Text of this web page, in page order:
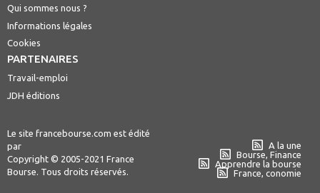
Qui sommes nous ?
Informations légales
Cookies
PARTENAIRES
Travail-emploi
JDH éditions
Le site francebourse.com est édité
par
Copyright © 2005-2021 France
Bourse. Tous droits réservés.
A la une
Bourse, Finance
Apprendre la bourse
France, conomie